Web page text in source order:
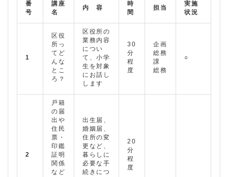
番
号
講座
名
内 容
時
間
担当
実施
状況
1
区役
所っ
てど
んな
とこ
ろ？
区役所の
業務内容
につい
て、小学
生を対象
にお話し
します
30
分
程
度
企画
総務
課
総務
○
2
戸籍
の届
出や
住民
票・
印鑑
証明
関係
など
出生届、
婚姻届、
住所の変
更など、
暮らしに
必要な手
続きにつ
20
分
程
度